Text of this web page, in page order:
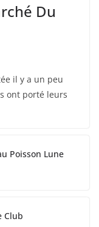
Du
il y a un peu
ont porté leurs
Poisson Lune
Club